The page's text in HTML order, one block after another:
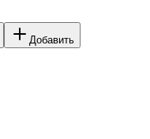
Добавить